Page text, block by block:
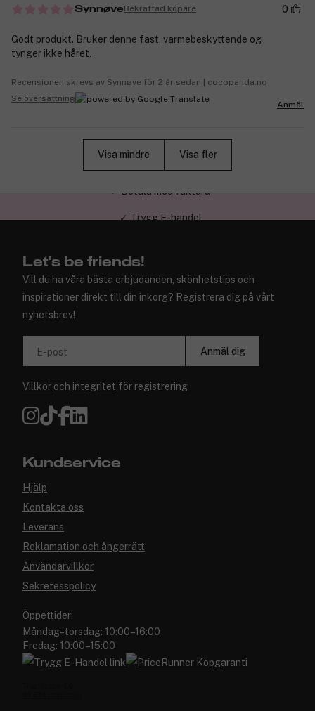
SynnøveBekräftad köpare 0
Godt produkt. Bruker denne fast, varmebeskyttende og
tynger ikke håret.
Recensionen skrevs av Synnøve för 2 år sedan | cocopanda.no
Se översättning
Anmäl
Visa mindre Visa fler
Let's be friends!
Vill du ha våra bästa erbjudanden, skönhetstips och
inspirationer direkt till din inkorg? Registrera dig på vårt
nyhetsbrev!
E-post Anmäl dig
Villkor och integritet för registrering
Kundservice
Hjälp
Kontakta oss
Leverans
Reklamation och ångerrätt
Användarvillkor
Sekretesspolicy
Öppettider:
Måndag–torsdag: 10:00–16:00
Fredag: 10:00–15:00